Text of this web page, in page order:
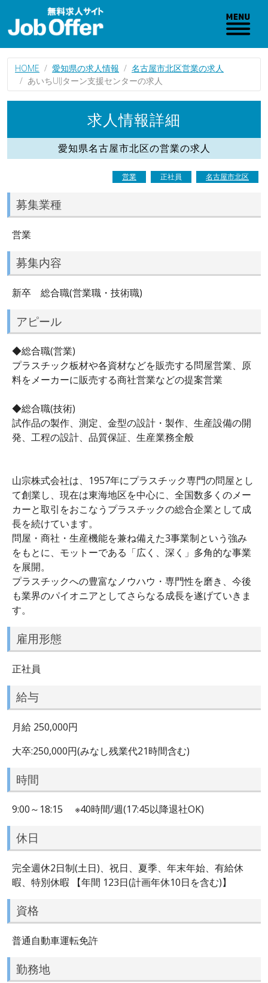
HOME 愛知県の求人情報
名古屋市北区営業の求人
あいちUIJターン支援センターの求人
求人情報詳細
愛知県名古屋市北区の営業の求人
営業 正社員 名古屋市北区
募集業種
営業
募集内容
新卒 総合職(営業職・技術職)
アピール
◆総合職(営業)
プラスチック板材や各資材などを販売する問屋営業、原
料をメーカーに販売する商社営業などの提案営業
◆総合職(技術)
試作品の製作、測定、金型の設計・製作、生産設備の開
発、工程の設計、品質保証、生産業務全般
山宗株式会社は、1957年にプラスチック専門の問屋とし
て創業し、現在は東海地区を中心に、全国数多くのメー
カーと取引をおこなうプラスチックの総合企業として成
長を続けています。
問屋・商社・生産機能を兼ね備えた3事業制という強み
をもとに、モットーである「広く、深く」多角的な事業
を展開。
プラスチックへの豊富なノウハウ・専門性を磨き、今後
も業界のパイオニアとしてさらなる成長を遂げていきま
す。
雇用形態
正社員
給与
月給 250,000円
大卒:250,000円(みなし残業代21時間含む)
時間
9:00～18:15 ※40時間/週(17:45以降退社OK)
休日
完全週休2日制(土日)、祝日、夏季、年末年始、有給休
暇、特別休暇 【年間 123日(計画年休10日を含む)】
資格
普通自動車運転免許
勤務地